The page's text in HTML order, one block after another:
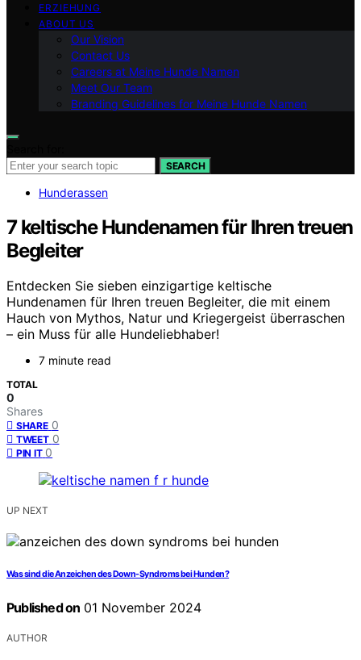
ERZIEHUNG
ABOUT US
Our Vision
Contact Us
Careers at Meine Hunde Namen
Meet Our Team
Branding Guidelines for Meine Hunde Namen
SEARCH
Hunderassen
7 keltische Hundenamen für Ihren treuen
Begleiter
Entdecken Sie sieben einzigartige keltische
Hundenamen für Ihren treuen Begleiter, die mit einem
Hauch von Mythos, Natur und Kriegergeist überraschen
– ein Muss für alle Hundeliebhaber!
7 minute read
TOTAL
0
Shares
SHARE 0
TWEET 0
PIN IT 0
UP NEXT
Was sind die Anzeichen des Down-Syndroms bei Hunden?
Published on 01 November 2024
AUTHOR